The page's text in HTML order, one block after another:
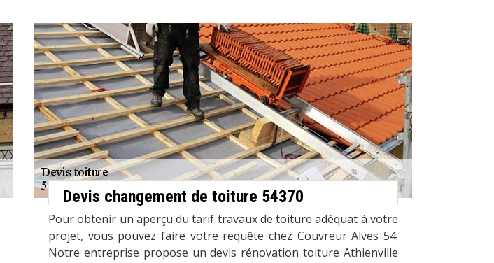
Devis changement de toiture 54370
Pour obtenir un aperçu du tarif travaux de toiture adéquat à votre
projet, vous pouvez faire votre requête chez Couvreur Alves 54.
Notre entreprise propose un devis rénovation toiture Athienville